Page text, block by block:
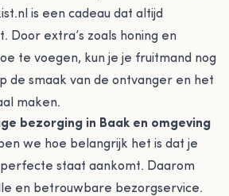
is een cadeau dat altijd
Door extra’s zoals honing en
te voegen, kun je je fruitmand nog
de smaak van de ontvanger en het
maken.
bezorging in Baak en omgeving
we hoe belangrijk het is dat je
staat aankomt. Daarom
en betrouwbare bezorgservice.